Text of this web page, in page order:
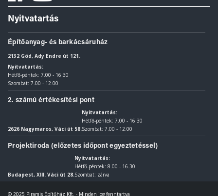
Nyitvatartás
Építőanyag- és barkácsáruház
2132 Göd, Ady Endre út 121.
Nyitvatartás:
Hétfő-péntek: 7.00 - 16.30
Szombat: 7.00 - 12.00
2. számú értékesítési pont
2626 Nagymaros, Váci út 58.
Nyitvatartás:
Hétfő-péntek: 7.00 - 16.30
Szombat: 7.00 - 12.00
Projektiroda (előzetes időpont egyeztetéssel)
Budapest, XIII. Váci út 28.
Nyitvatartás:
Hétfő-péntek: 8.00 - 16.30
Szombat: zárva
© 2025 Piramis Építőház Kft. - Minden jog fenntartva